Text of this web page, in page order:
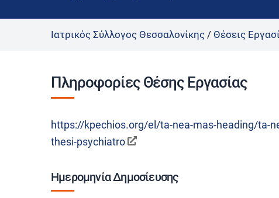
Ιατρικός Σύλλογος Θεσσαλονίκης / Θέσεις
Πληροφορίες Θέσης Εργασίας
https://kpechios.org/el/ta-nea-mas-heading/ta-
thesi-psychiatro
Ημερομηνία Δημοσίευσης